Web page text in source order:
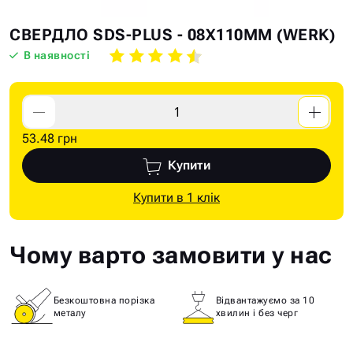
Skip
to
the
end
the
images
gallery
Skip
to
the
beginning
the
images
gallery
СВЕРДЛО SDS-PLUS - 08Х110ММ (WERK)
В наявності
53.48 грн
Купити
Купити в 1 клік
Чому варто замовити у нас
Безкоштовна порізка
металу
Відвантажуємо за 10
хвилин і без черг